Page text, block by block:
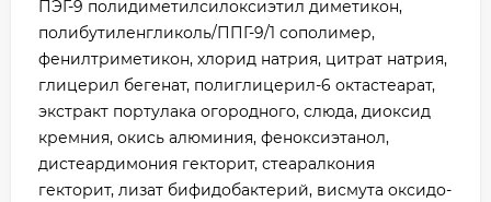
ПЭГ-9 полидиметилсилоксиэтил диметикон,
полибутиленгликоль/ППГ-9/1 сополимер,
фенилтриметикон, хлорид натрия, цитрат натрия,
глицерил бегенат, полиглицерил-6 октастеарат,
экстракт портулака огородного, слюда, диоксид
кремния, окись алюминия, феноксиэтанол,
дистеардимония гекторит, стеаралкония
гекторит, лизат бифидобактерий, висмута оксидо-